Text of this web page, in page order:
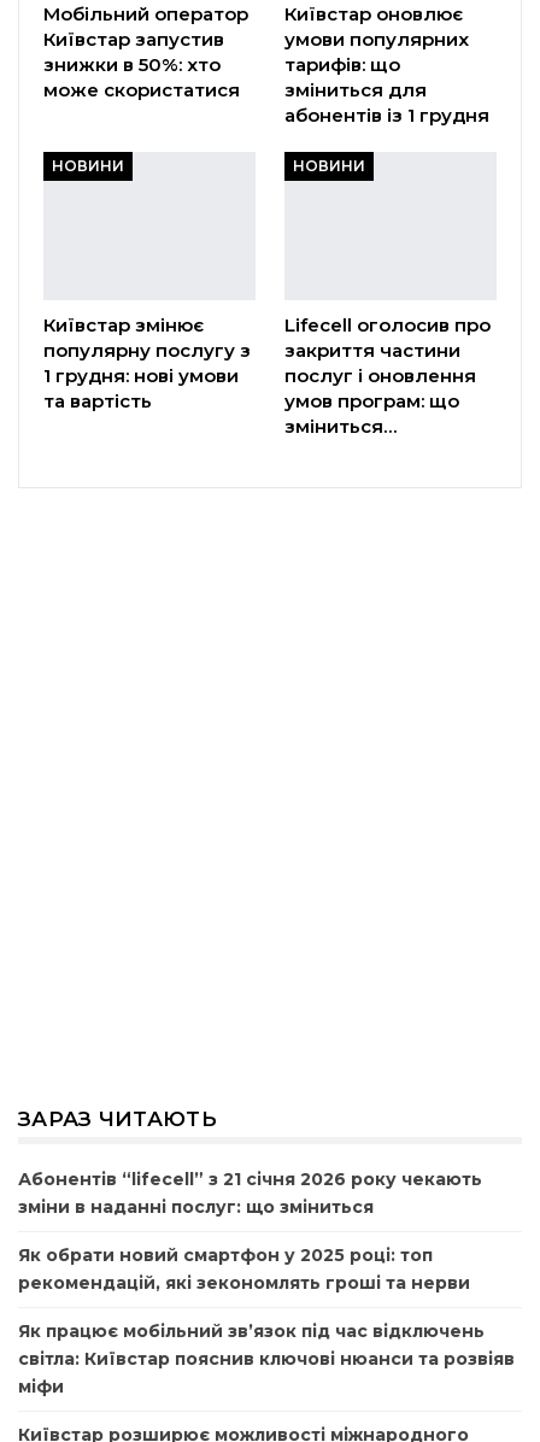
Мобільний оператор
Київстар запустив
знижки в 50%: хто
може скористатися
Київстар оновлює
умови популярних
тарифів: що
зміниться для
абонентів із 1 грудня
НОВИНИ
Київстар змінює
популярну послугу з
1 грудня: нові умови
та вартість
НОВИНИ
Lifecell оголосив про
закриття частини
послуг і оновлення
умов програм: що
зміниться…
ЗАРАЗ ЧИТАЮТЬ
Абонентів “lifecell” з 21 січня 2026 року чекають
зміни в наданні послуг: що зміниться
Як обрати новий смартфон у 2025 році: топ
рекомендацій, які зекономлять гроші та нерви
Як працює мобільний зв’язок під час відключень
світла: Київстар пояснив ключові нюанси та розвіяв
міфи
Київстар розширює можливості міжнародного